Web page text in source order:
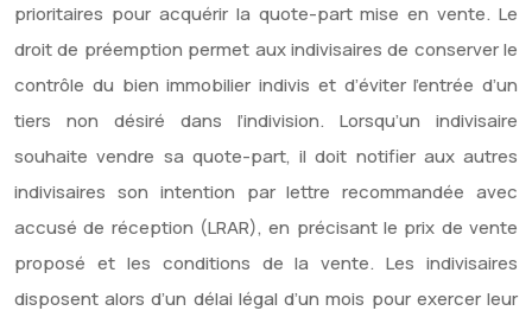
prioritaires pour acquérir la quote-part mise en vente. Le
droit de préemption permet aux indivisaires de conserver le
contrôle du bien immobilier indivis et d’éviter l’entrée d’un
tiers non désiré dans l’indivision. Lorsqu’un indivisaire
souhaite vendre sa quote-part, il doit notifier aux autres
indivisaires son intention par lettre recommandée avec
accusé de réception (LRAR), en précisant le prix de vente
proposé et les conditions de la vente. Les indivisaires
disposent alors d’un délai légal d’un mois pour exercer leur